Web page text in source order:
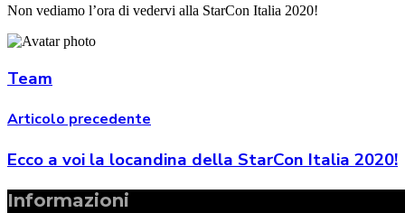
Non vediamo l’ora di vedervi alla StarCon Italia 2020!
Team
Articolo precedente
Ecco a voi la locandina della StarCon Italia 2020!
Informazioni